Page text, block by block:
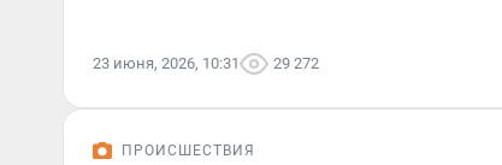
23 июня, 2026, 10:31 29 272
ПРОИСШЕСТВИЯ